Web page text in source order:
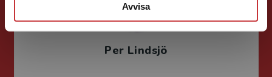
Avvisa
Per Lindsjö